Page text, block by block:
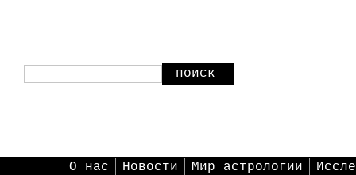
поиск
О нас Новости Мир астрологии